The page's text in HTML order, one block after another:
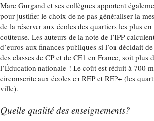
Marc Gurgand et ses collègues apportent
pour justifier le choix de ne pas généraliser la
de la réserver aux écoles des quartiers les plus
coûteuse. Les auteurs de la note de l’IPP
d’euros aux finances publiques si l’on décidait
des classes de CP et de CE1 en France, soit plus
l’Éducation nationale ! Le coût est réduit à 700
circonscrite aux écoles en REP et REP+ (les
ville).
Quelle qualité des enseignements?